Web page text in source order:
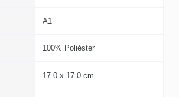
A1
100% Poliéster
17.0 x 17.0 cm